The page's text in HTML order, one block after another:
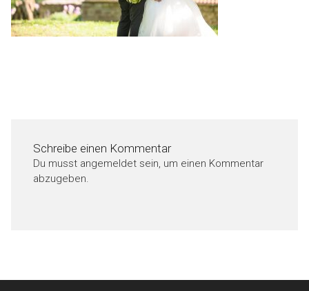
Schreibe einen Kommentar
Du musst angemeldet sein, um einen Kommentar
abzugeben.